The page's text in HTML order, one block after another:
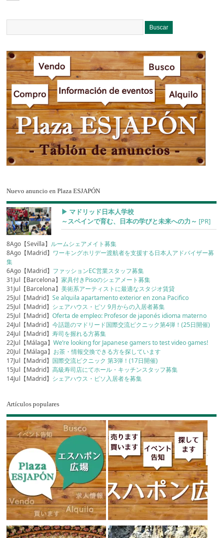
Nuevo anuncio en Plaza ESJAPÓN
▶︎ マドリッド日本人学校
～スペインで育む、日本の学びと未来への力～ [PR]
8Ago【Sevilla】 ルームシェアメイト募集
8Ago【Madrid】 ワーキングホリデー渡航者を支援する日本人アドバイザー募
集
6Ago【Madrid】 ファッションEC営業スタッフ募集
31Jul【Barcelona】家具付きPisoのシェアメート募集
31Jul【Barcelona】美術系アーティストに最適なスタジオ賃貸
25Jul【Madrid】Se alquila apartamento exterior en zona Pacifico
25Jul【Madrid】 シェアハウス・ピソ 9月からの入居者募集
25Jul【Madrid】Oferta de empleo: Profesor de japonés idioma materno
24Jul【Madrid】今話題のマドリード国際交流ピクニック第4弾！(25日開催)
24Jul【Madrid】寿司を握れる方募集
22Jul【Málaga】We’re looking for Japanese gamers to test video games!
20Jul【Málaga】 お茶・情報交換できる方を探しています
17Jul【Madrid】 国際交流ピクニック 第3弾！(17日開催)
15Jul【Madrid】高級寿司店にてホール・キッチンスタッフ募集
14Jul【Madrid】 シェアハウス・ピソ入居者を募集
Artículos populares